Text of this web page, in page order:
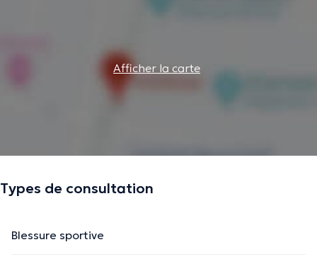
Afficher la carte
Types de consultation
Blessure sportive